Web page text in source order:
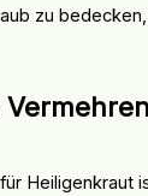
zu
Heiligenkraut